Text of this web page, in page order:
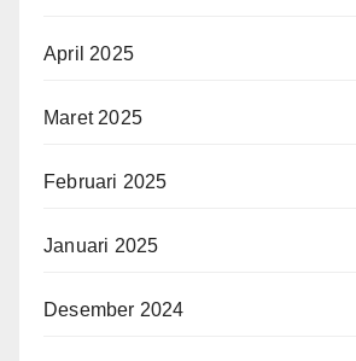
April 2025
Maret 2025
Februari 2025
Januari 2025
Desember 2024